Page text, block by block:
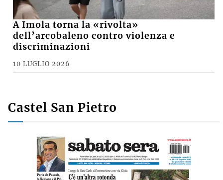
VIDEO e FOTO – Maltempo, raffiche di
vento e pioggia battente, i danni a
Medicina, Castel San Pietro e nella
16 LUGLIO 2026
ECONOMIA